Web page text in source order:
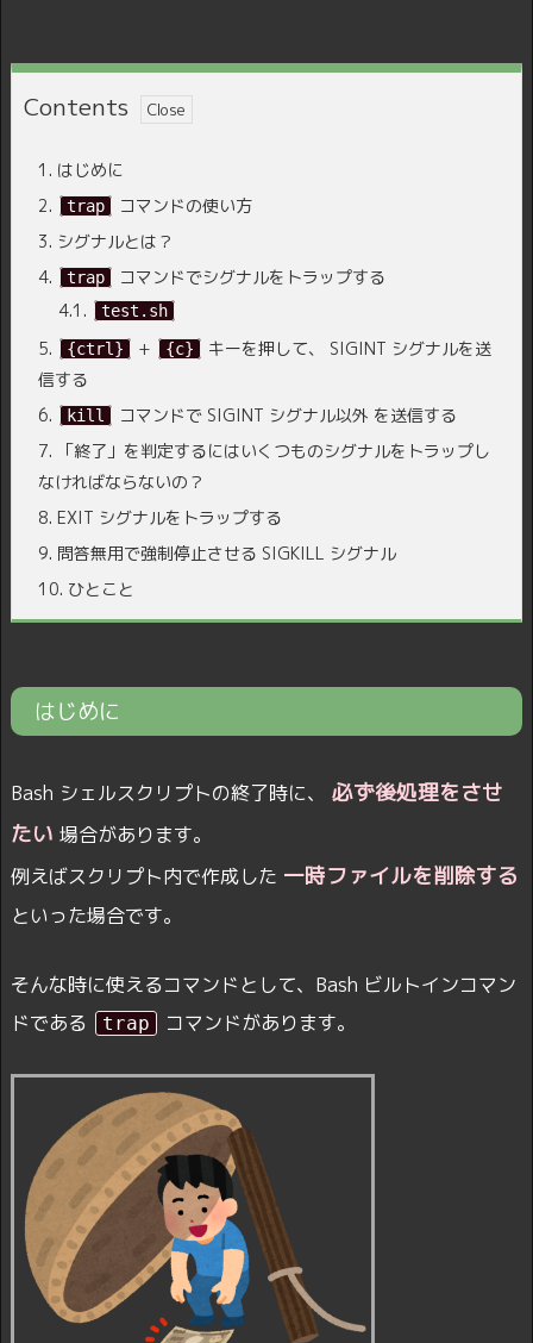
Contents
1. はじめに
2.
trap
コマンドの使い方
3. シグナルとは？
4.
trap
コマンドでシグナルをトラップする
4.1.
test.sh
5. {ctrl} + {c}
キーを押して、 SIGINT シグナルを送
信する
6.
kill
コマンドで SIGINT シグナル以外 を送信する
7. 「終了」を判定するにはいくつものシグナルをトラップし
なければならないの？
8. EXIT シグナルをトラップする
9. 問答無用で強制停止させる SIGKILL シグナル
10. ひとこと
はじめに
Bash シェルスクリプトの終了時に、 必ず後処理をさせ
たい 場合があります。
例えばスクリプト内で作成した 一時ファイルを削除する
といった場合です。
そんな時に使えるコマンドとして、Bash ビルトインコマン
ドである
trap コマンドがあります。